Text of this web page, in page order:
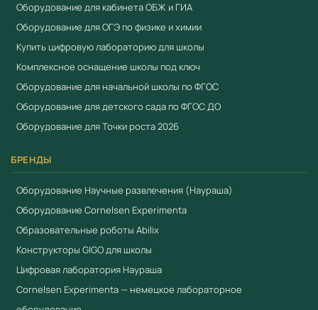
Оборудование для кабинета ОБЖ и ГИА
Оборудование для ОГЭ по физике и химии
Купить цифровую лабораторию для школы
Комплексное оснащение школы под ключ
Оборудование для начальной школы по ФГОС
Оборудование для детского сада по ФГОС ДО
Оборудование для Точки роста 2026
БРЕНДЫ
Оборудование Научные развлечения (Наураша)
Оборудование Cornelsen Experimenta
Образовательные роботы Abilix
Конструкторы GIGO для школы
Цифровая лаборатория Наураша
Cornelsen Experimenta — немецкое лабораторное